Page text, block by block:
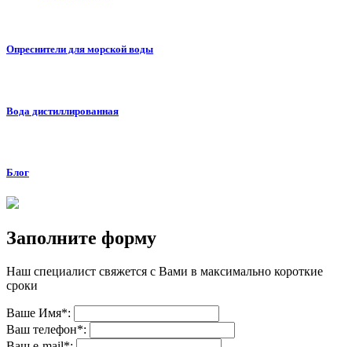
Опреснители для морской воды
Вода дистиллированная
Блог
Заполните форму
Наш специалист свяжется с Вами в максимально короткие
сроки
Ваше Имя*:
Ваш телефон*: